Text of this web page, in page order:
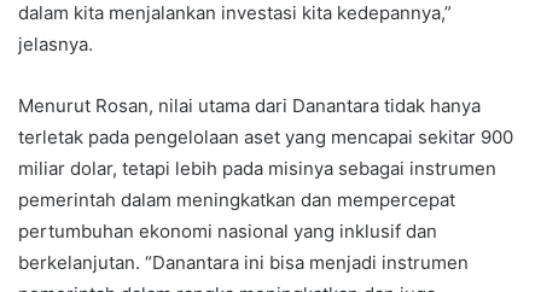
dalam kita menjalankan investasi kita kedepannya,”
jelasnya.
Menurut Rosan, nilai utama dari Danantara tidak hanya
terletak pada pengelolaan aset yang mencapai sekitar 900
miliar dolar, tetapi lebih pada misinya sebagai instrumen
pemerintah dalam meningkatkan dan mempercepat
pertumbuhan ekonomi nasional yang inklusif dan
berkelanjutan. “Danantara ini bisa menjadi instrumen